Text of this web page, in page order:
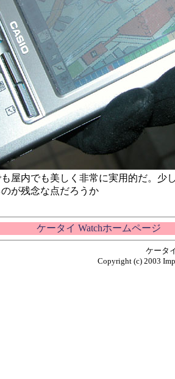
屋内でも美しく非常に実用的だ。少
が残念な点だろうか
ケータイ Watchホームページ
ケータ
Copyright (c) 2003